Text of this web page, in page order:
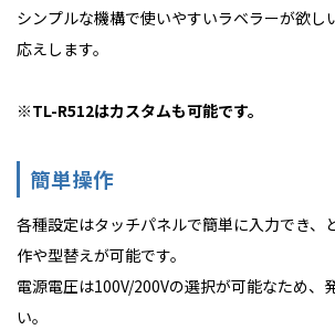
シンプルな機構で使いやすいラベラーが欲し
応えします。
※TL-R512はカスタムも可能です。
簡単操作
各種設定はタッチパネルで簡単に入力でき、
作や型替えが可能です。
電源電圧は100V/200Vの選択が可能なため、
い。